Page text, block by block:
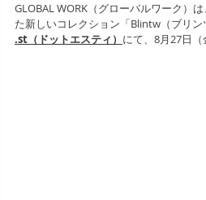
GLOBAL WORK（グローバルワーク）
た新しいコレクション「Blintw（ブリ
.st（ドットエスティ） にて、8月27日（